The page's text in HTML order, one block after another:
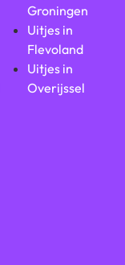
Groningen
Uitjes in
Flevoland
Uitjes in
Overijssel